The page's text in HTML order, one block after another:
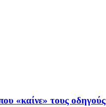
«καίνε» τους οδηγούς